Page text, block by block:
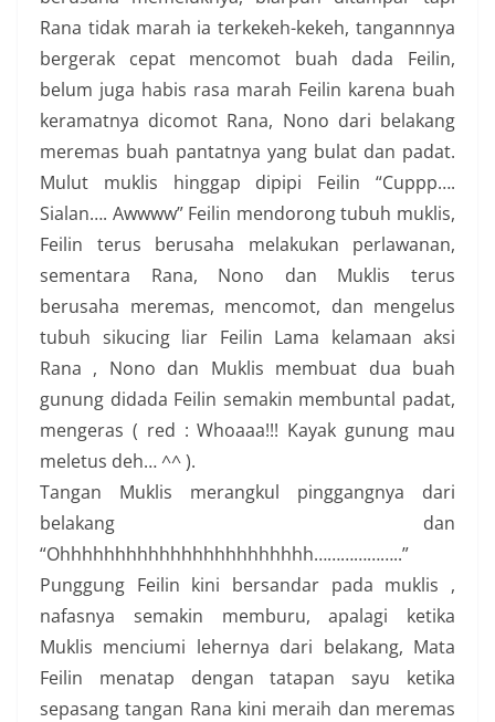
Rana tidak marah ia terkekeh-kekeh, tangannnya
bergerak cepat mencomot buah dada Feilin,
belum juga habis rasa marah Feilin karena buah
keramatnya dicomot Rana, Nono dari belakang
meremas buah pantatnya yang bulat dan padat.
Mulut muklis hinggap dipipi Feilin “Cuppp….
Sialan…. Awwww” Feilin mendorong tubuh muklis,
Feilin terus berusaha melakukan perlawanan,
sementara Rana, Nono dan Muklis terus
berusaha meremas, mencomot, dan mengelus
tubuh sikucing liar Feilin Lama kelamaan aksi
Rana , Nono dan Muklis membuat dua buah
gunung didada Feilin semakin membuntal padat,
mengeras ( red : Whoaaa!!! Kayak gunung mau
meletus deh… ^^ ).
Tangan Muklis merangkul pinggangnya dari
belakang dan
“Ohhhhhhhhhhhhhhhhhhhhhhh………………..”
Punggung Feilin kini bersandar pada muklis ,
nafasnya semakin memburu, apalagi ketika
Muklis menciumi lehernya dari belakang, Mata
Feilin menatap dengan tatapan sayu ketika
sepasang tangan Rana kini meraih dan meremas